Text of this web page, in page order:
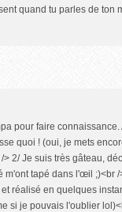
quand tu parles de ton
pour faire
quoi ! (oui, je mets
2/ Je suis très gâteau,
tapé dans l'œil ;)<br /
réalisé en quelques
si je pouvais l'oublier